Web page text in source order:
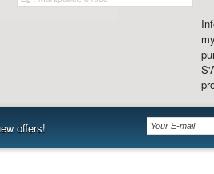
offers!